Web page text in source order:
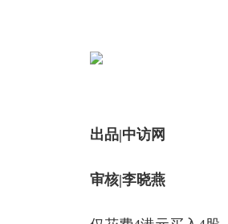
出品|中访网
审核|李晓燕